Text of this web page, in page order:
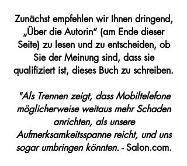
Zunächst empfehlen wir Ihnen dringend,
„Über die Autorin“ (am Ende dieser
Seite) zu lesen und zu entscheiden, ob
Sie der Meinung sind, dass sie
qualifiziert ist, dieses Buch zu schreiben.
"AlsTrennenzeigt, dass Mobiltelefone
möglicherweise weitaus mehr Schaden
anrichten, als unsere
Aufmerksamkeitsspanne reicht, und uns
sogar umbringen könnten.- Salon.com.